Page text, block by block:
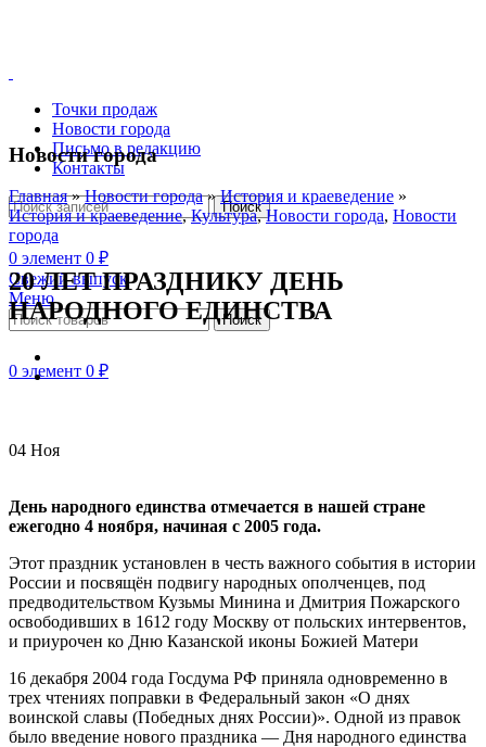
Точки продаж
Новости города
Письмо в редакцию
Контакты
Поиск
0 элемент 0 ₽
Свежий выпуск
Меню
Поиск
0 элемент 0 ₽
Новости города
Главная»Новости города»История и краеведение »
История и краеведение,Культура,Новости города, Новости
города
20 ЛЕТ ПРАЗДНИКУ ДЕНЬ
НАРОДНОГО ЕДИНСТВА
04 Ноя
День народного единства отмечается в нашей стране
ежегодно 4 ноября, начиная с 2005 года.
Этот праздник установлен в честь важного события в истории
России и посвящён подвигу народных ополченцев, под
предводительством Кузьмы Минина и Дмитрия Пожарского
освободивших в 1612 году Москву от польских интервентов,
и приурочен ко Дню Казанской иконы Божией Матери
16 декабря 2004 года Госдума РФ приняла одновременно в
трех чтениях поправки в Федеральный закон «О днях
воинской славы (Победных днях России)». Одной из правок
было введение нового праздника — Дня народного единства